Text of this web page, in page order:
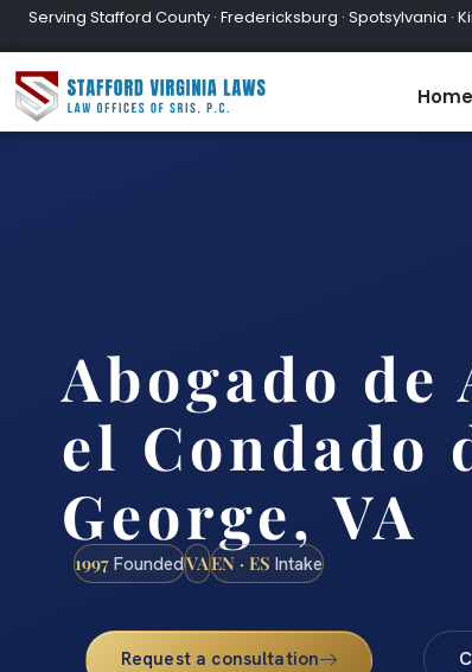
Serving Stafford County · Fredericksburg · Spotsylvania ·
Home
Abogado de
el Condado
George, VA
1997 FoundedVAEN · ES Intake
Request a consultation